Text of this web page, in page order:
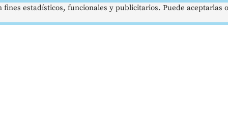
estadísticos, funcionales y publicitarios. Puede aceptarlas